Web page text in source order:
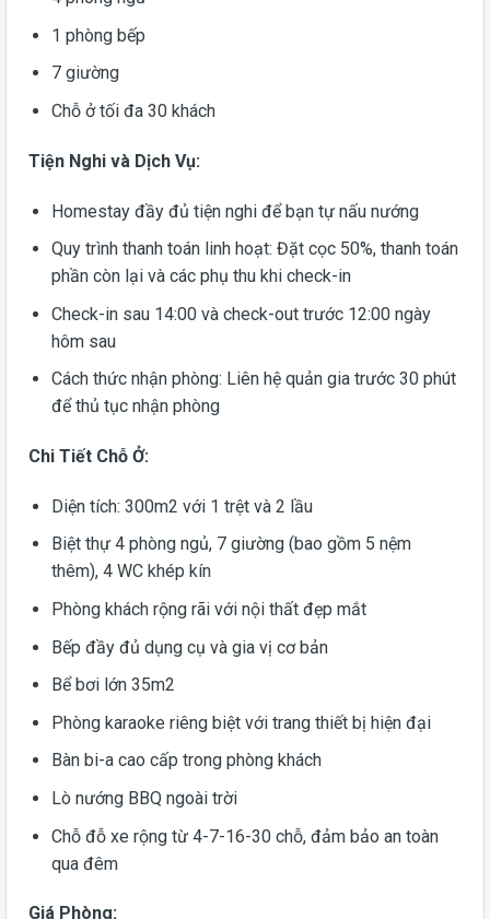
1 phòng bếp
7 giường
Chỗ ở tối đa 30 khách
Tiện Nghi và Dịch Vụ:
Homestay đầy đủ tiện nghi để bạn tự nấu nướng
Quy trình thanh toán linh hoạt: Đặt cọc 50%, thanh toán
phần còn lại và các phụ thu khi check-in
Check-in sau 14:00 và check-out trước 12:00 ngày
hôm sau
Cách thức nhận phòng: Liên hệ quản gia trước 30 phút
để thủ tục nhận phòng
Chi Tiết Chỗ Ở:
Diện tích: 300m2 với 1 trệt và 2 lầu
Biệt thự 4 phòng ngủ, 7 giường (bao gồm 5 nệm
thêm), 4 WC khép kín
Phòng khách rộng rãi với nội thất đẹp mắt
Bếp đầy đủ dụng cụ và gia vị cơ bản
Bể bơi lớn 35m2
Phòng karaoke riêng biệt với trang thiết bị hiện đại
Bàn bi-a cao cấp trong phòng khách
Lò nướng BBQ ngoài trời
Chỗ đỗ xe rộng từ 4-7-16-30 chỗ, đảm bảo an toàn
qua đêm
Giá Phòng: